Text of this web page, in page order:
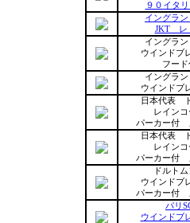
９０イタ
イングラ
JKT レ
イングラ
ウインドブ
フード
イングラ
ウインドブ
日本代表
レインコ
パーカー付
日本代表
レインコ
パーカー付
ドルトム
ウインドブ
パーカー付
パリ
ウインドブ